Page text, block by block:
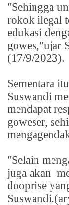
"Sehingga
rokok ilegal
edukasi
gowes,"ujar
(17/9/2023).
Sementara
Suswandi
mendapat
goweser,
"Selain
juga akan
dooprise